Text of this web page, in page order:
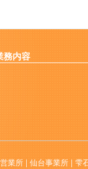
務内容
業所 | 仙台事業所 | 雫